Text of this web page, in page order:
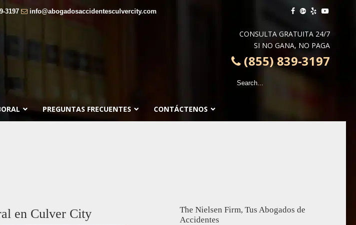
3197 info@abogadosaccidentesculvercity.com
CONSULTA GRATUITA 24/7
SI NO GANA, NO PAGA
(855) 839-3197
PREGUNTAS FRECUENTES CONTÁCTENOS
en Culver City
The Nielsen Firm, Tus Abogados de
Accidentes